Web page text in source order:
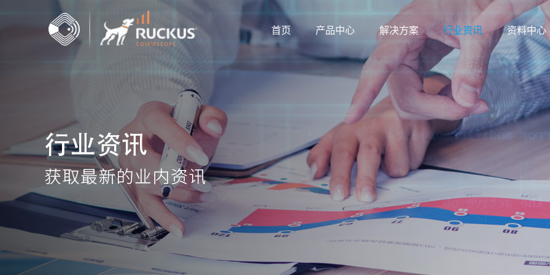
首页 产品中心 解决方案 行业资讯 资料中心